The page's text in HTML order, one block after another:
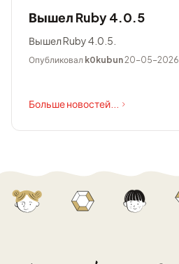
Вышел Ruby 4.0.5
Вышел Ruby 4.0.5.
Опубликовал k0kubun20-05-2026
Больше новостей...